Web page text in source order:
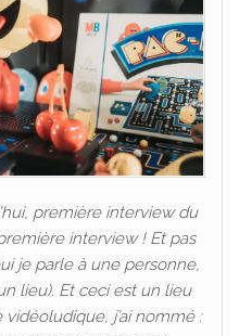
première interview du
interview ! Et pas
je parle à une personne,
lieu). Et ceci est un lieu
j’ai nommé :